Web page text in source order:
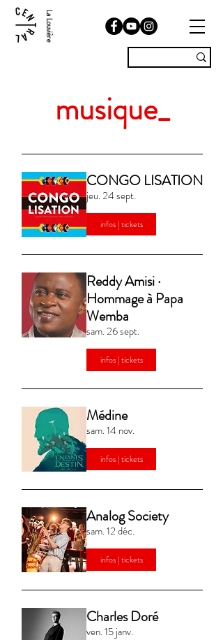
La Louvière
musique_
CONGO LISATION
jeu. 24 sept.
infos | tickets
Reddy Amisi ·
Hommage à Papa
Wemba
sam. 26 sept.
infos | tickets
Médine
sam. 14 nov.
infos | tickets
Analog Society
sam. 12 déc.
infos | tickets
Charles Doré
ven. 15 janv.